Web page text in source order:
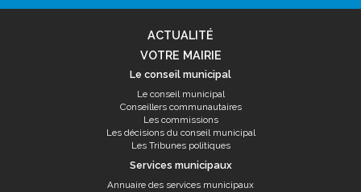
ACTUALITÉ
VOTRE MAIRIE
Le conseil municipal
Le conseil municipal
Conseillers communautaires
Les commissions
Les décisions du conseil municipal
Les Tribunes politiques
Services municipaux
Annuaire des services municipaux